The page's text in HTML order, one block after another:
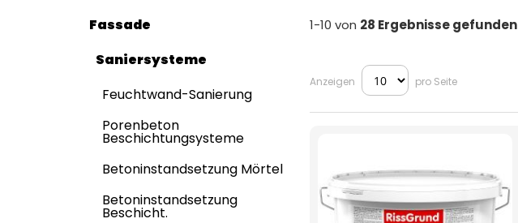
Fassade
Saniersysteme
Feuchtwand-Sanierung
Porenbeton
Beschichtungsysteme
Betoninstandsetzung Mörtel
Betoninstandsetzung
Beschicht.
1-10 von 28 Ergebnisse gefunden
Anzeigen pro Seite